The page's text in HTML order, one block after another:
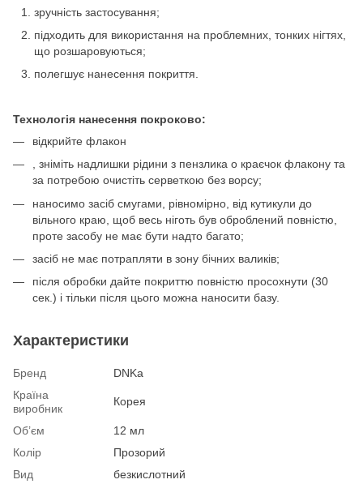
зручність застосування;
підходить для використання на проблемних, тонких нігтях,
що розшаровуються;
полегшує нанесення покриття.
Технологія нанесення покроково:
відкрийте флакон
, зніміть надлишки рідини з пензлика о краєчок флакону та
за потребою очистіть серветкою без ворсу;
наносимо засіб смугами, рівномірно, від кутикули до
вільного краю, щоб весь ніготь був оброблений повністю,
проте засобу не має бути надто багато;
засіб не має потрапляти в зону бічних валиків;
після обробки дайте покриттю повністю просохнути (30
сек.) і тільки після цього можна наносити базу.
Характеристики
Бренд
DNKa
Країна
виробник
Корея
Об’єм
12 мл
Колір
Прозорий
Вид
безкислотний